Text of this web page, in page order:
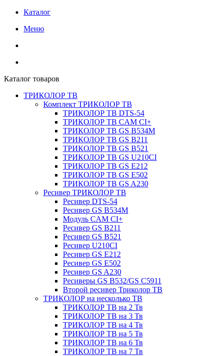
Каталог
Меню
Каталог товаров
ТРИКОЛОР ТВ
Комплект ТРИКОЛОР ТВ
ТРИКОЛОР ТВ DTS-54
ТРИКОЛОР ТВ CAM CI+
ТРИКОЛОР ТВ GS B534M
ТРИКОЛОР ТВ GS B211
ТРИКОЛОР ТВ GS B521
ТРИКОЛОР ТВ GS U210CI
ТРИКОЛОР ТВ GS E212
ТРИКОЛОР ТВ GS E502
ТРИКОЛОР ТВ GS A230
Ресивер ТРИКОЛОР ТВ
Ресивер DTS-54
Ресивер GS B534M
Модуль CAM CI+
Ресивер GS B211
Ресивер GS B521
Ресивер U210CI
Ресивер GS E212
Ресивер GS E502
Ресивер GS A230
Ресиверы GS B532/GS C5911
Второй ресивер Триколор ТВ
ТРИКОЛОР на несколько ТВ
ТРИКОЛОР ТВ на 2 Тв
ТРИКОЛОР ТВ на 3 Тв
ТРИКОЛОР ТВ на 4 Тв
ТРИКОЛОР ТВ на 5 Тв
ТРИКОЛОР ТВ на 6 Тв
ТРИКОЛОР ТВ на 7 Тв